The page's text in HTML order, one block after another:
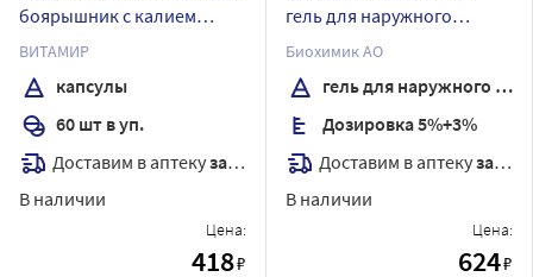
боярышник с калием
магнием и q10 60 шт.
капсулы массой 417 мг
ВИТАМИР
капсулы
60 шт в уп.
Доставим в аптекузавтра
В наличии
Цена:
418₽
гель для наружного
применения 100 гр
Биохимик АО
гель для наружного применения
Дозировка 5%+3%
Доставим в аптекузавтра
В наличии
Цена:
624₽